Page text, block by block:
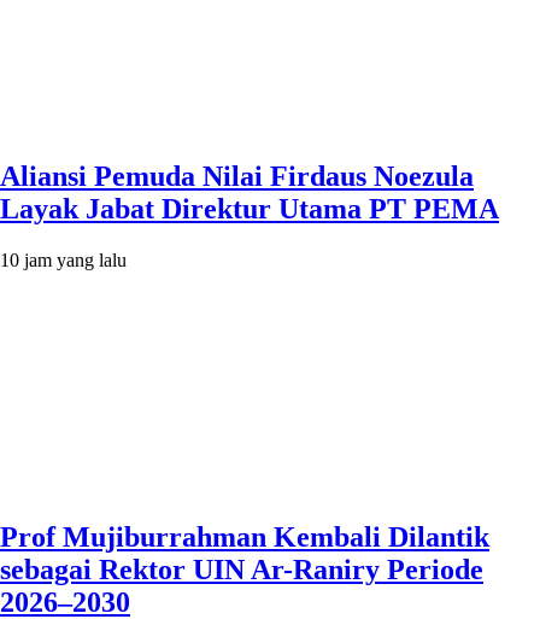
Aliansi Pemuda Nilai Firdaus Noezula
Layak Jabat Direktur Utama PT PEMA
10 jam yang lalu
Prof Mujiburrahman Kembali Dilantik
sebagai Rektor UIN Ar-Raniry Periode
2026–2030